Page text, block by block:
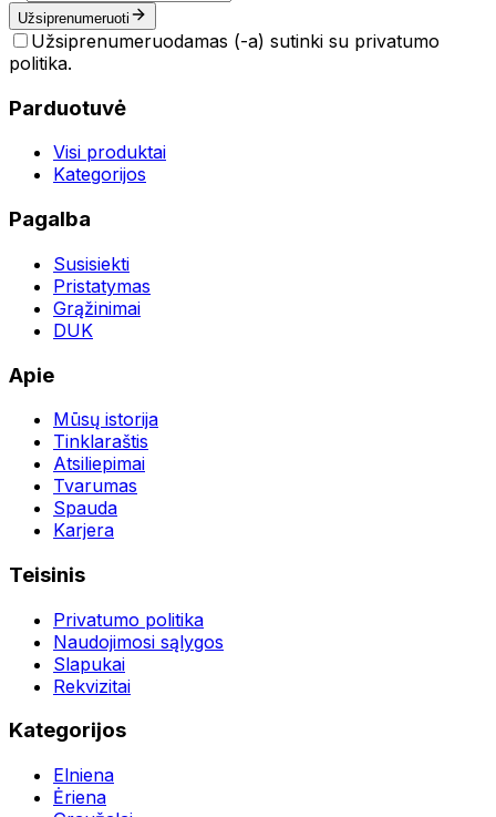
Užsiprenumeruoti
Užsiprenumeruodamas (-a) sutinki su privatumo
politika.
Parduotuvė
Visi produktai
Kategorijos
Pagalba
Susisiekti
Pristatymas
Grąžinimai
DUK
Apie
Mūsų istorija
Tinklaraštis
Atsiliepimai
Tvarumas
Spauda
Karjera
Teisinis
Privatumo politika
Naudojimosi sąlygos
Slapukai
Rekvizitai
Kategorijos
Elniena
Ėriena